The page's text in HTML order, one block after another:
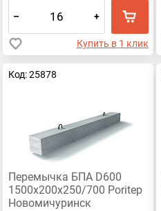
– +
Купить в 1 клик
Код: 25878
Перемычка БПА D600
1500х200х250/700 Poritep
Новомичуринск